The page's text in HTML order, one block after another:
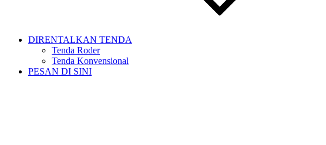
DIRENTALKAN TENDA
Tenda Roder
Tenda Konvensional
PESAN DI SINI